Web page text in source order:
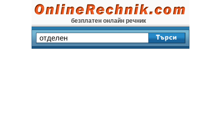
безплатен онлайн речник